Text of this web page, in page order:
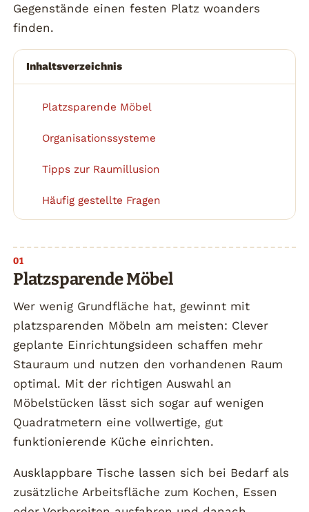
Gegenstände einen festen Platz woanders
finden.
Inhaltsverzeichnis
Platzsparende Möbel
Organisationssysteme
Tipps zur Raumillusion
Häufig gestellte Fragen
Platzsparende Möbel
Wer wenig Grundfläche hat, gewinnt mit
platzsparenden Möbeln am meisten: Clever
geplante Einrichtungsideen schaffen mehr
Stauraum und nutzen den vorhandenen Raum
optimal. Mit der richtigen Auswahl an
Möbelstücken lässt sich sogar auf wenigen
Quadratmetern eine vollwertige, gut
funktionierende Küche einrichten.
Ausklappbare Tische lassen sich bei Bedarf als
zusätzliche Arbeitsfläche zum Kochen, Essen